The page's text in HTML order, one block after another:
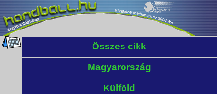
Összes cikk
Magyarország
Külföld